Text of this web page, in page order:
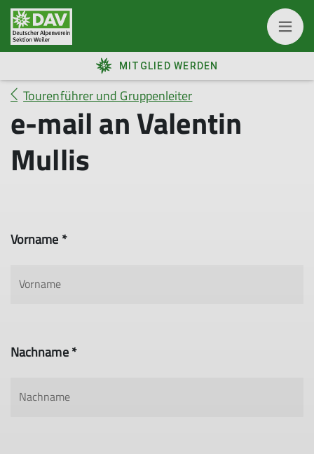
MITGLIED WERDEN
Tourenführer und Gruppenleiter
e-mail an Valentin
Mullis
Vorname *
Nachname *